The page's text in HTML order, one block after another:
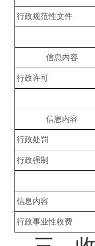
行政规范性文件
信息内容
行政许可
信息内容
行政处罚
行政强制
信息内容
行政事业性收费